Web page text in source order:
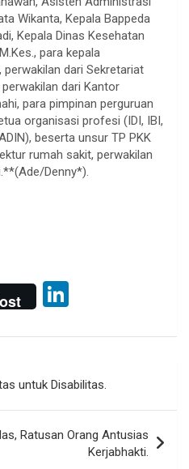
Wikanta, Kepala Bappeda
Kepala Dinas Kesehatan
para kepala
dari Sekretariat
dari Kantor
para pimpinan perguruan
organisasi profesi (IDI, IBI,
beserta unsur TP PKK
rumah sakit, perwakilan
Denny*).
ke
dI
n
untuk Disabilitas.
Ratusan Orang Antusias
Kerjabhakti.